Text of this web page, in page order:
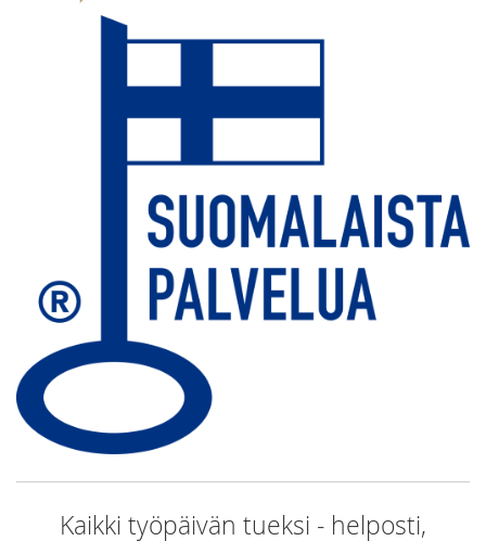
Kaikki työpäivän tueksi - helposti,